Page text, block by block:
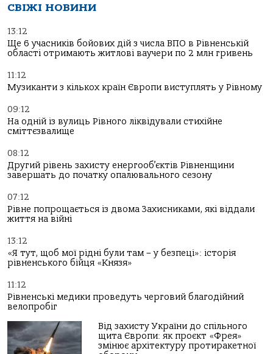
СВІЖІ НОВИНИ
13:12
Ще 6 учасників бойових дій з числа ВПО в Рівненській
області отримають житлові ваучери по 2 млн гривень
11:12
Музиканти з кількох країн Європи виступлять у Рівному
09:12
На одній із вулиць Рівного ліквідували стихійне
сміттєзвалище
08:12
Другий рівень захисту енергооб’єктів Рівненщини
завершать до початку опалювального сезону
07:12
Рівне попрощається із двома Захисниками, які віддали
життя на війні
13:12
«Я тут, щоб мої рідні були там – у безпеці»: історія
рівненського бійця «Князя»
11:12
Рівненські медики проведуть черговий благодійний
велопробіг
Від захисту України до спільного
щита Європи: як проєкт «Фрея»
змінює архітектуру протиракетної